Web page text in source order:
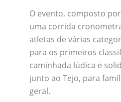
O evento, composto
uma corrida
atletas de várias
para os primeiros
caminhada lúdica e
junto ao Tejo, para
geral.